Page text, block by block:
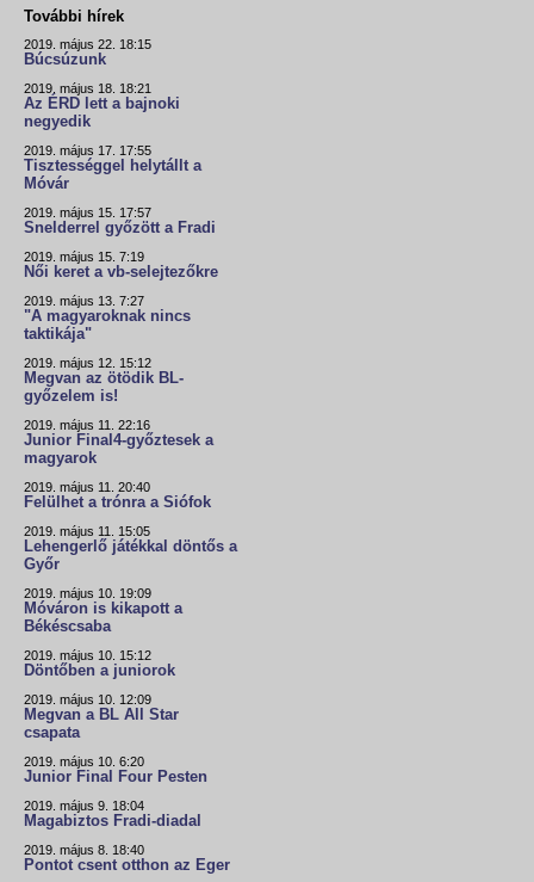
További hírek
2019. május 22. 18:15
Búcsúzunk
2019. május 18. 18:21
Az ÉRD lett a bajnoki
negyedik
2019. május 17. 17:55
Tisztességgel helytállt a
Móvár
2019. május 15. 17:57
Snelderrel győzött a Fradi
2019. május 15. 7:19
Női keret a vb-selejtezőkre
2019. május 13. 7:27
"A magyaroknak nincs
taktikája"
2019. május 12. 15:12
Megvan az ötödik BL-
győzelem is!
2019. május 11. 22:16
Junior Final4-győztesek a
magyarok
2019. május 11. 20:40
Felülhet a trónra a Siófok
2019. május 11. 15:05
Lehengerlő játékkal döntős a
Győr
2019. május 10. 19:09
Móváron is kikapott a
Békéscsaba
2019. május 10. 15:12
Döntőben a juniorok
2019. május 10. 12:09
Megvan a BL All Star
csapata
2019. május 10. 6:20
Junior Final Four Pesten
2019. május 9. 18:04
Magabiztos Fradi-diadal
2019. május 8. 18:40
Pontot csent otthon az Eger